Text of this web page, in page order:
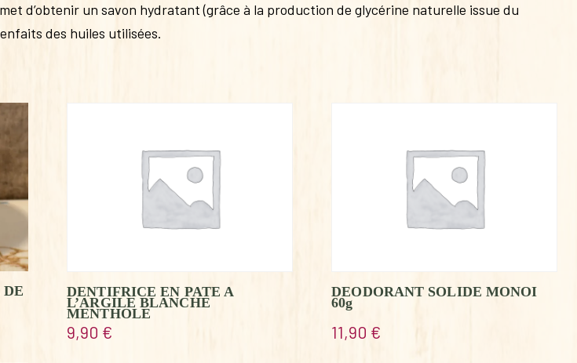
d’obtenir un savon hydratant (grâce à la production de glycérine naturelle issue du
des huiles utilisées.
DE DENTIFRICE EN PATE A
L’ARGILE BLANCHE
MENTHOLE
9,90 €
DEODORANT SOLIDE MONOI
60g
11,90 €